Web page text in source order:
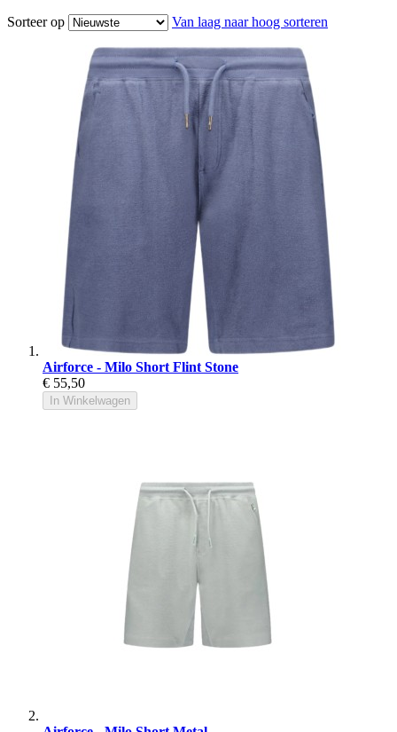
Sorteer op
Van laag naar hoog sorteren
Airforce - Milo Short Flint Stone
€ 55,50
In Winkelwagen